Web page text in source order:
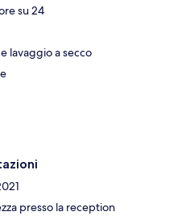
su 24
lavaggio a secco
presso la reception